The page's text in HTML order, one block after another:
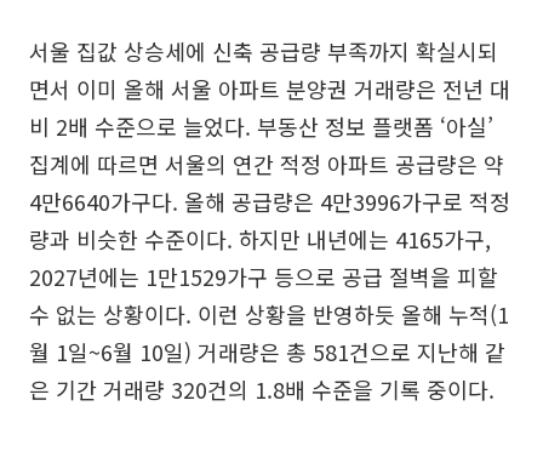
서울 집값 상승세에 신축 공급량 부족까지 확실시되
면서 이미 올해 서울 아파트 분양권 거래량은 전년 대
비 2배 수준으로 늘었다. 부동산 정보 플랫폼 ‘아실’
집계에 따르면 서울의 연간 적정 아파트 공급량은 약
4만6640가구다. 올해 공급량은 4만3996가구로 적정
량과 비슷한 수준이다. 하지만 내년에는 4165가구,
2027년에는 1만1529가구 등으로 공급 절벽을 피할
수 없는 상황이다. 이런 상황을 반영하듯 올해 누적(1
월 1일~6월 10일) 거래량은 총 581건으로 지난해 같
은 기간 거래량 320건의 1.8배 수준을 기록 중이다.